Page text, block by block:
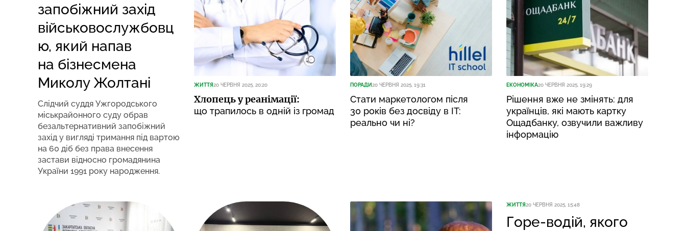
запобіжний захід
військовослужбовц
ю, який напав
на бізнесмена
Миколу Жолтані
Слідчий суддя Ужгородського
міськрайонного суду обрав
безальтернативний запобіжний
захід у вигляді тримання під вартою
на 60 діб без права внесення
застави відносно громадянина
України 1991 року народження.
ЖИТТЯ20 ЧЕРВНЯ 2025, 20:20
Хлопець у реанімації:
що трапилось в одній із громад
ПОРАДИ20 ЧЕРВНЯ 2025, 19:31
Стати маркетологом після
30 років без досвіду в IT:
реально чи ні?
ЕКОНОМІКА20 ЧЕРВНЯ 2025, 19:29
Рішення вже не змінять: для
українців, які мають картку
Ощадбанку, озвучили важливу
інформацію
ЖИТТЯ20 ЧЕРВНЯ 2025, 15:48
Горе-водій, якого